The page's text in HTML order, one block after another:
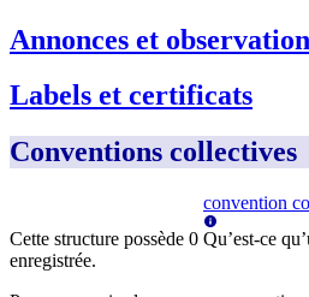
Annonces et
Labels et certificats
Conventions collectives
Cette structure possède 0
convention
Qu’est-ce
enregistrée.